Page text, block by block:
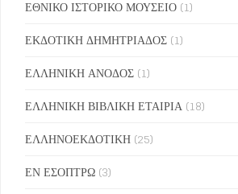
ΕΘΝΙΚΟ ΙΣΤΟΡΙΚΟ ΜΟΥΣΕΙΟ (1)
ΕΚΔΟΤΙΚΗ ΔΗΜΗΤΡΙΑΔΟΣ (1)
ΕΛΛΗΝΙΚΗ ΑΝΟΔΟΣ (1)
ΕΛΛΗΝΙΚΗ ΒΙΒΛΙΚΗ ΕΤΑΙΡΙΑ (18)
ΕΛΛΗΝΟΕΚΔΟΤΙΚΗ (25)
ΕΝ ΕΣΟΠΤΡΩ (3)